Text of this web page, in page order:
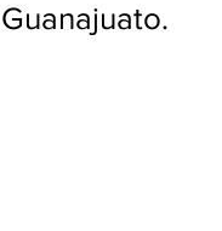
Guanajuato.